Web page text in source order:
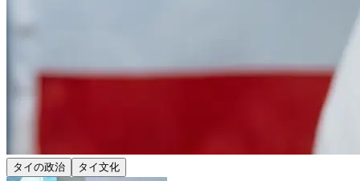
タイの政治 タイ文化